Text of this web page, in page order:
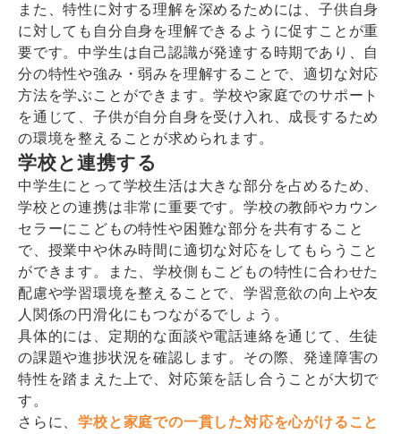
また、特性に対する理解を深めるためには、子供自身
に対しても自分自身を理解できるように促すことが重
要です。中学生は自己認識が発達する時期であり、自
分の特性や強み・弱みを理解することで、適切な対応
方法を学ぶことができます。学校や家庭でのサポート
を通じて、子供が自分自身を受け入れ、成長するため
の環境を整えることが求められます。
学校と連携する
中学生にとって学校生活は大きな部分を占めるため、
学校との連携は非常に重要です。学校の教師やカウン
セラーにこどもの特性や困難な部分を共有すること
で、授業中や休み時間に適切な対応をしてもらうこと
ができます。また、学校側もこどもの特性に合わせた
配慮や学習環境を整えることで、学習意欲の向上や友
人関係の円滑化にもつながるでしょう。
具体的には、定期的な面談や電話連絡を通じて、生徒
の課題や進捗状況を確認します。その際、発達障害の
特性を踏まえた上で、対応策を話し合うことが大切で
す。
さらに、学校と家庭での一貫した対応を心がけること